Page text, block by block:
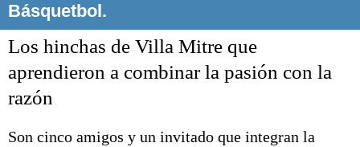
El mundo
Seguridad
Liga del Sur
Básquetbol.
Los hinchas de Villa Mitre que
aprendieron a combinar la pasión con la
razón
Son cinco amigos y un invitado que integran la